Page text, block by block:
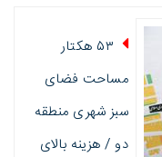
۵۳ هکتار
مساحت فضای
سبز شهری منطقه
دو / هزینه بالای